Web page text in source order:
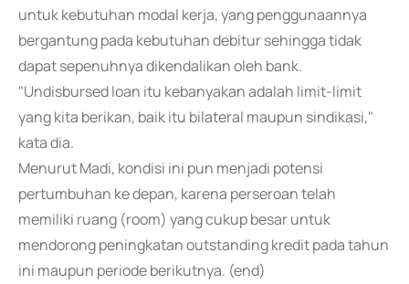
untuk kebutuhan modal kerja, yang penggunaannya
bergantung pada kebutuhan debitur sehingga tidak
dapat sepenuhnya dikendalikan oleh bank.
"Undisbursed loan itu kebanyakan adalah limit-limit
yang kita berikan, baik itu bilateral maupun sindikasi,"
kata dia.
Menurut Madi, kondisi ini pun menjadi potensi
pertumbuhan ke depan, karena perseroan telah
memiliki ruang (room) yang cukup besar untuk
mendorong peningkatan outstanding kredit pada tahun
ini maupun periode berikutnya. (end)